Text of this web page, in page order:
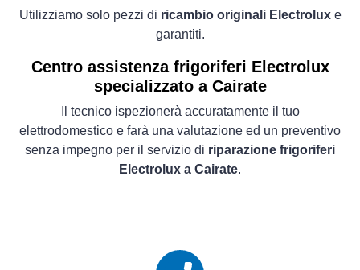
Utilizziamo solo pezzi di ricambio originali Electroluxe
garantiti.
Centro assistenza frigoriferi Electrolux
specializzato a Cairate
Il tecnico ispezionerà accuratamente il tuo
elettrodomestico e farà una valutazione ed un preventivo
senza impegno per il servizio di riparazione frigoriferi
Electrolux a Cairate.